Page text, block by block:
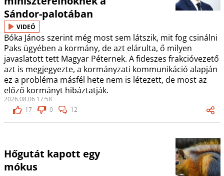
Sándor-palotában
VIDEÓ
Bóka János szerint még most sem látszik, mit fog csinálni
Paks ügyében a kormány, de azt elárulta, ő milyen
javaslatott tett Magyar Péternek. A fideszes frakcióvezető
azt is megjegyezte, a kormányzati kommunikáció alapján
ez a probléma másfél hete nem is létezett, de most az
előző kormányt hibáztatják.
2026.08.06 17:58
17
0 12
Hőgutát kapott egy
mókus